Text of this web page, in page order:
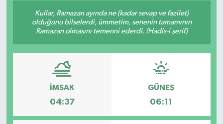
Kullar, Ramazan ayında ne (kadar sevap ve fazilet)
olduğunu bilselerdi, ümmetim, senenin tamamının
Ramazan olmasını temenni ederdi. (Hadis-i şerif)
İMSAK
04:37
GÜNEŞ
06:11
Siyaset
Spor
Vefat Edenler
Yaşam